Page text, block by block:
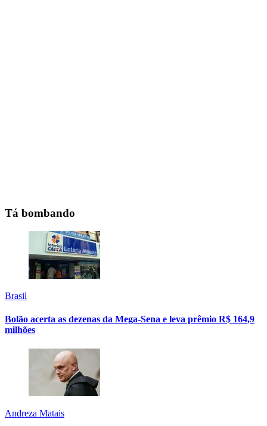
Tá bombando
Brasil
Bolão acerta as dezenas da Mega-Sena e leva prêmio R$ 164,9
milhões
Andreza Matais